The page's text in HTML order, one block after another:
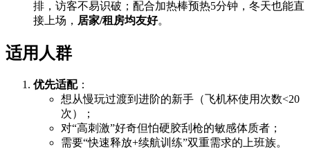
排，访客不易识破；配合加热棒预热5分钟，冬天也能直
接上场， 居家/租房均友好。
适用人群
优先适配：
想从慢玩过渡到进阶的新手（飞机杯使用次数<20
次）；
对“高刺激”好奇但怕硬胶刮枪的敏感体质者；
需要“快速释放+续航训练”双重需求的上班族。